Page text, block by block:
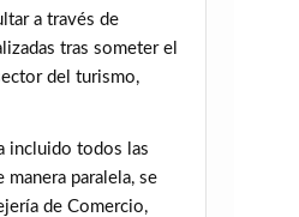
a través de
tras someter el
del turismo,
incluido todos las
paralela, se
de Comercio,